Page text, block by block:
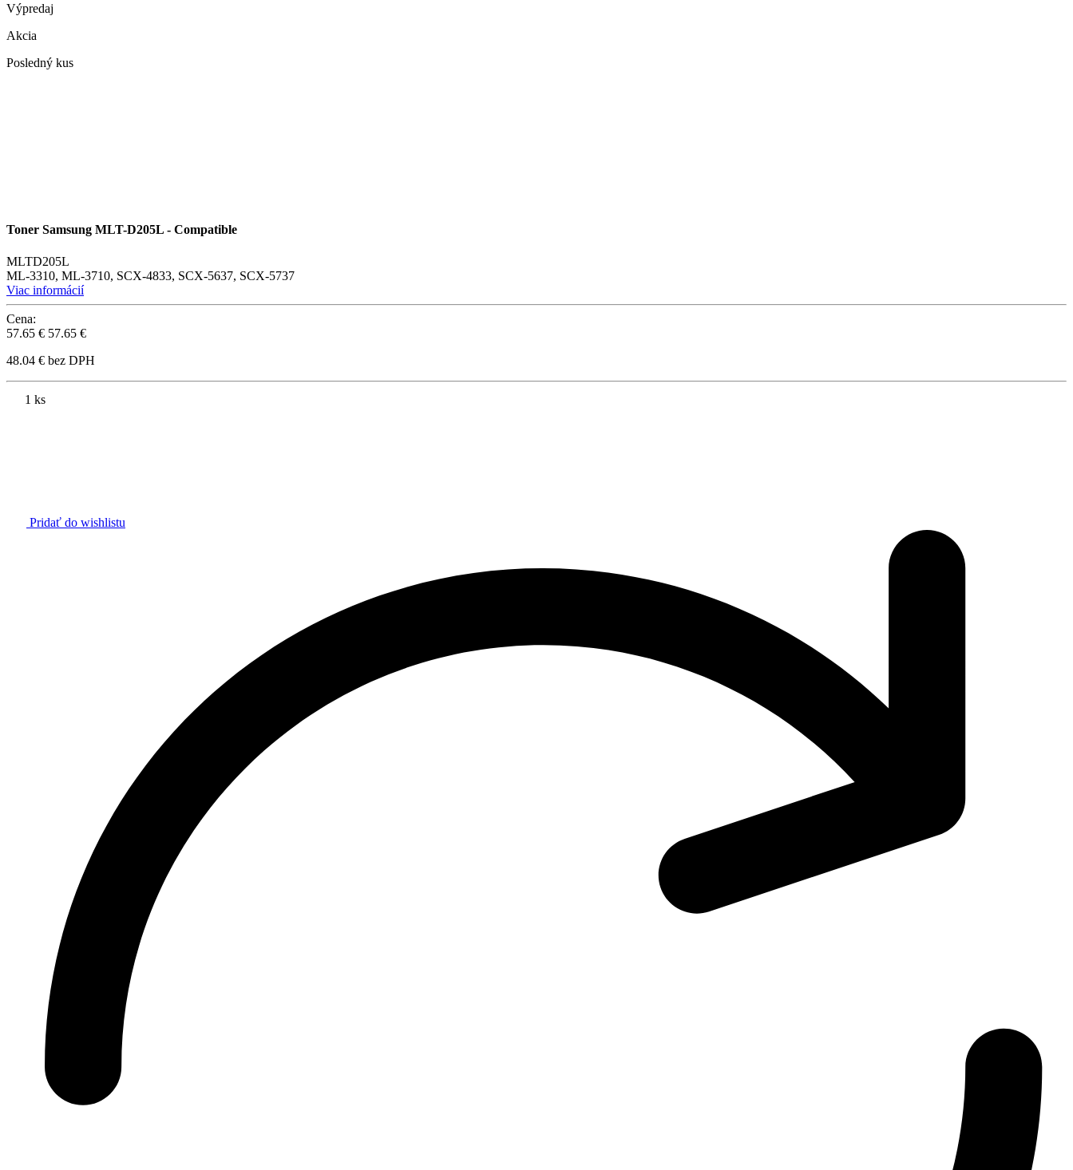
Výpredaj
Akcia
Posledný kus
Toner Samsung MLT-D205L - Compatible
MLTD205L
ML-3310, ML-3710, SCX-4833, SCX-5637, SCX-5737
Viac informácií
Cena:
57.65 € 57.65 €
48.04 € bez DPH
1 ks
Pridať do wishlistu